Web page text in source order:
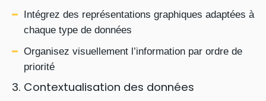
Intégrez des représentations graphiques adaptées à
chaque type de données
Organisez visuellement l’information par ordre de
priorité
3. Contextualisation des données